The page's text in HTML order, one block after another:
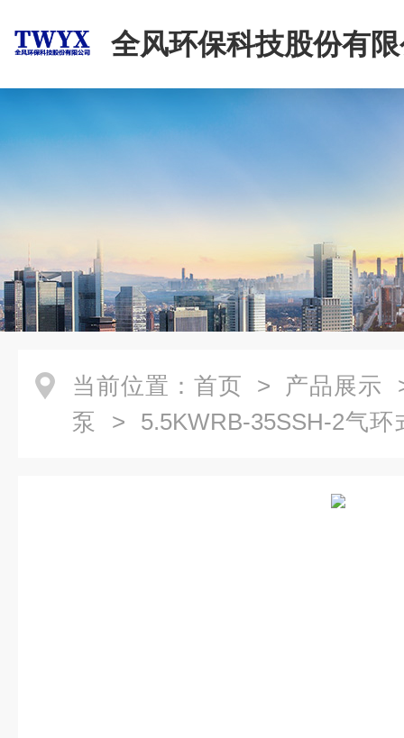
全风环保科技股份有
当前位置： 首页 > 产品展示
泵 > 5.5KWRB-35SSH-2气